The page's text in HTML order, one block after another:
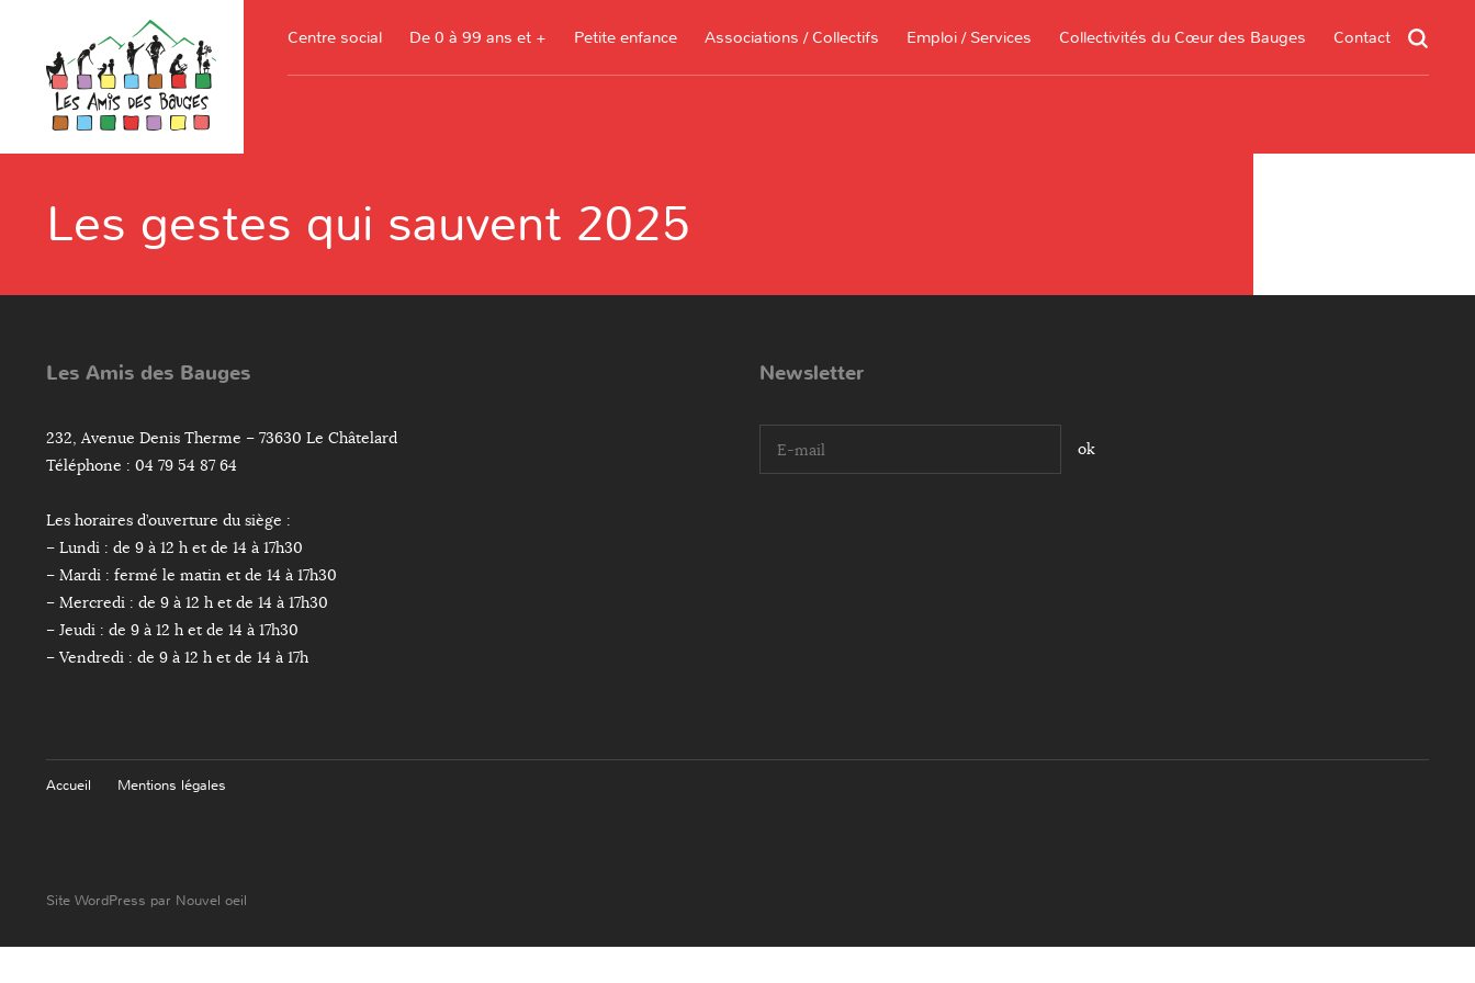
Centre social De 0 à 99 ans et + Petite enfance
assistantes maternelles
Associations / Collectifs Emploi / Services Collectivités du Cœur des Bauges Contact
Les gestes qui sauvent 2025
Les Amis des Bauges
232, Avenue Denis Therme – 73630 Le Châtelard
Téléphone : 04 79 54 87 64
Les horaires d’ouverture du siège :
– Lundi : de 9 à 12 h et de 14 à 17h30
– Mardi : fermé le matin et de 14 à 17h30
– Mercredi : de 9 à 12 h et de 14 à 17h30
– Jeudi : de 9 à 12 h et de 14 à 17h30
– Vendredi : de 9 à 12 h et de 14 à 17h
Newsletter
I agree terms and conditions.*
Accueil Mentions légales
Site WordPress par Nouvel oeil